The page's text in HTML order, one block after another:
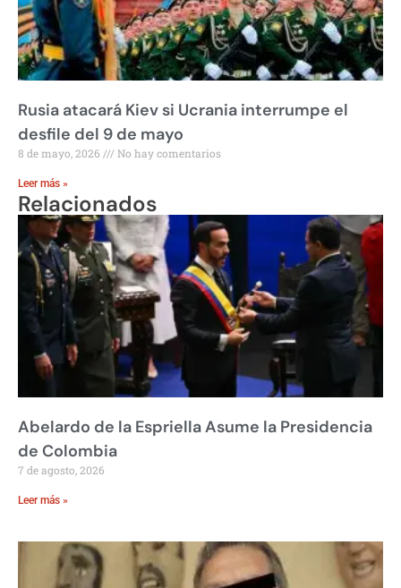
Rusia atacará Kiev si Ucrania interrumpe el
desfile del 9 de mayo
8 de mayo, 2026 No hay comentarios
Leer más »
Relacionados
Abelardo de la Espriella Asume la Presidencia
de Colombia
7 de agosto, 2026
Leer más »